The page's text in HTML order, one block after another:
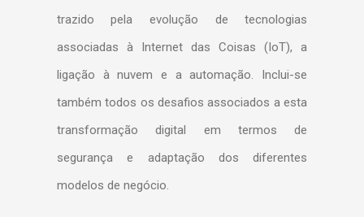
trazido pela evolução de tecnologias
associadas à Internet das Coisas (IoT), a
ligação à nuvem e a automação. Inclui-se
também todos os desafios associados a esta
transformação digital em termos de
segurança e adaptação dos diferentes
modelos de negócio.